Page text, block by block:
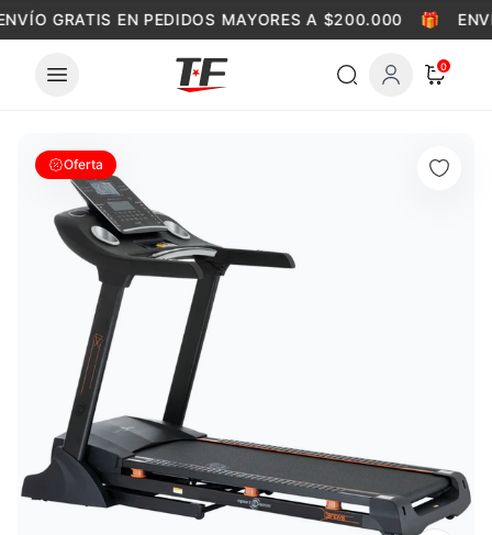
Skip to content
GRATIS EN PEDIDOS MAYORES A $200.000 🎁
0
Oferta